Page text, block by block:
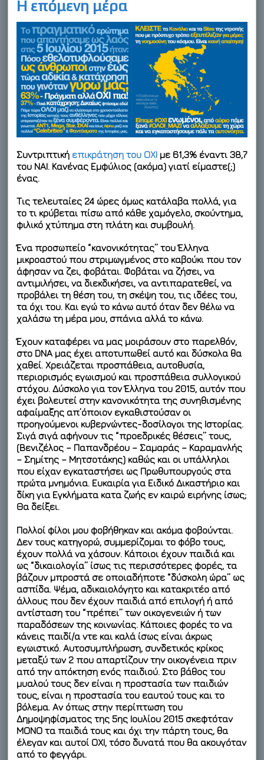
Η επόμενη μέρα
Συντριπτική επικράτηση του ΟΧΙ με 61,3% έναντι 38,7
του ΝΑΙ. Κανένας Εμφύλιος (ακόμα) γιατί είμαστε(;)
ένας.
Τις τελευταίες 24 ώρες όμως κατάλαβα πολλά, για
το τι κρύβεται πίσω από κάθε χαμόγελο, σκούντημα,
φιλικό χτύπημα στη πλάτη και συμβουλή.
Ένα προσωπείο “κανονικότητας” του Έλληνα
μικροαστού που στριμωγμένος στο καβούκι που τον
άφησαν να ζει, φοβάται. Φοβάται να ζήσει, να
αντιμιλήσει, να διεκδικήσει, να αντιπαρατεθεί, να
προβάλει τη θέση του, τη σκέψη του, τις ιδέες του,
τα όχι του. Και εγώ το κάνω αυτό όταν δεν θέλω να
χαλάσω τη μέρα μου, σπάνια αλλά το κάνω.
Έχουν καταφέρει να μας μοιράσουν στο παρελθόν,
στο DNA μας έχει αποτυπωθεί αυτό και δύσκολα θα
χαθεί. Χρειάζεται προσπάθεια, αυτοθυσία,
περιορισμός εγωισμού και προσπάθεια συλλογικού
στόχου. Δύσκολο για τον Έλληνα του 2015, αυτόν που
έχει βολευτεί στην κανονικότητα της συνηθισμένης
αφαίμαξης απ’όποιον εγκαθιστούσαν οι
προηγούμενοι κυβερνώντες-δοσίλογοι της Ιστορίας.
Σιγά σιγά αφήνουν τις “προεδρικές θέσεις” τους,
(Βενιζέλος – Παπανδρέου – Σαμαράς – Καραμανλής
– Σημίτης – Μητσοτάκης) καθώς και οι υπάλληλοι
που είχαν εγκαταστήσει ως Πρωθυπουργούς στα
πρώτα μνημόνια. Ευκαιρία για Ειδικό Δικαστήριο και
δίκη για Εγκλήματα κατα ζωής εν καιρώ ειρήνης ίσως;
Θα δείξει.
Πολλοί φίλοι μου φοβήθηκαν και ακόμα φοβούνται.
Δεν τους κατηγορώ, συμμερίζομαι το φόβο τους,
έχουν πολλά να χάσουν. Κάποιοι έχουν παιδιά και
ως “δικαιολογία” ίσως τις περισσότερες φορές, τα
βάζουν μπροστά σε οποιαδήποτε “δύσκολη ώρα” ως
ασπίδα. Ψέμα, αδικαιολόγητο και κατακριτέο από
άλλους που δεν έχουν παιδιά από επιλογή ή από
αντίσταση του “πρέπει” των οικογενειών ή των
παραδόσεων της κοινωνίας. Κάποιες φορές το να
κάνεις παιδί/α ντε και καλά ίσως είναι άκρως
εγωιστικό. Αυτοσυμπλήρωση, συνδετικός κρίκος
μεταξύ των 2 που απαρτίζουν την οικογένεια πριν
από την απόκτηση ενός παιδιού. Στο βάθος του
μυαλού τους δεν είναι η προστασία των παιδιών
τους, είναι η προστασία του εαυτού τους και το
βόλεμα. Αν όπως στην περίπτωση του
Δημοψηφίσματος της5ης Ιουλίου 2015 σκεφτόταν
ΜΟΝΟ τα παιδιά τους και όχι την πάρτη τους, θα
έλεγαν και αυτοί ΟΧΙ, τόσο δυνατά που θα ακουγόταν
από το φεγγάρι.